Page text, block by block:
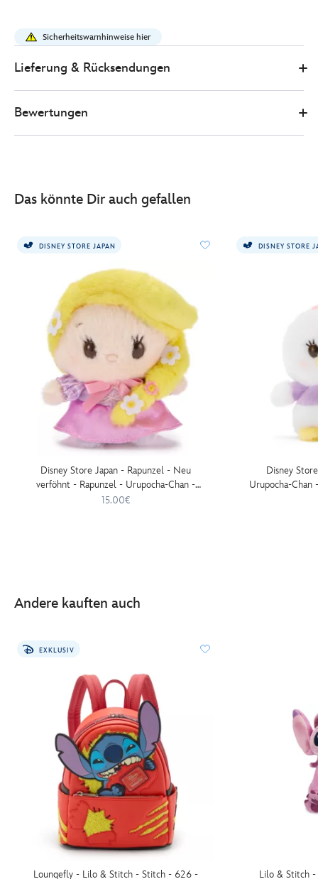
japan-
stitch-
415159975008.html
http://schema.org/InStock
Sicherheitswarnhinweise hier
Lieferung & Rücksendungen
Bewertungen
Das könnte Dir auch gefallen
DISNEY STORE JAPAN
Disney Store Japan - Rapunzel - Neu
verföhnt - Rapunzel - Urupocha-Chan -
Mini-Kuschelpuppe
15.00€
DISNEY STORE
Disney
Urupocha-Chan
Andere kauften auch
EXKLUSIV
Loungefly - Lilo & Stitch - Stitch - 626 -
Lilo & Stitch